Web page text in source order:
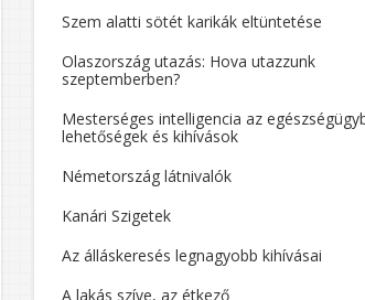
Szem alatti sötét karikák eltüntetése
Olaszország utazás: Hova utazzunk
szeptemberben?
Mesterséges intelligencia az
lehetőségek és kihívások
Németország látnivalók
Kanári Szigetek
Az álláskeresés legnagyobb kihívásai
A lakás szíve, az étkező